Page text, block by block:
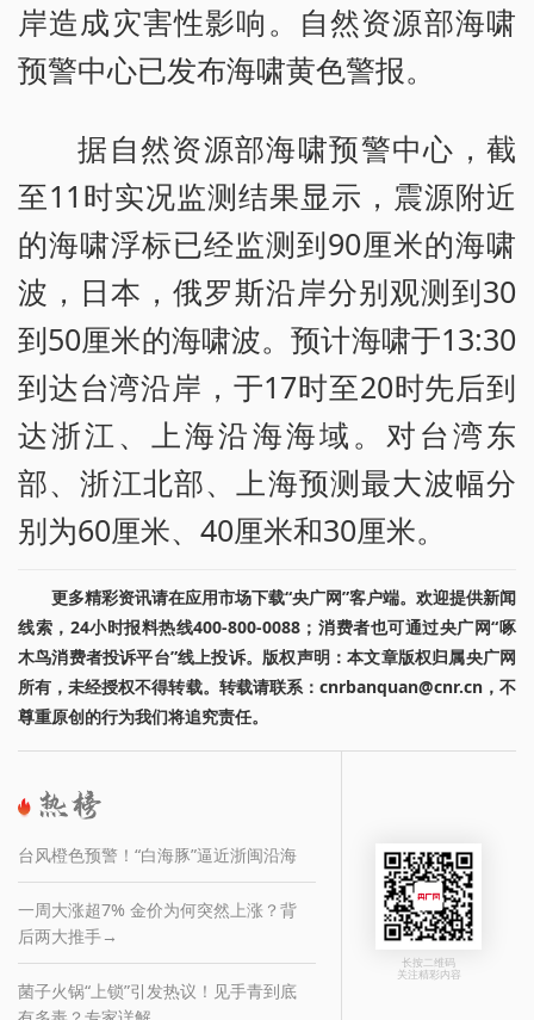
岸造成灾害性影响。自然资源部海啸
预警中心已发布海啸黄色警报。
据自然资源部海啸预警中心，截
至11时实况监测结果显示，震源附近
的海啸浮标已经监测到90厘米的海啸
波，日本，俄罗斯沿岸分别观测到30
到50厘米的海啸波。预计海啸于13:30
到达台湾沿岸，于17时至20时先后到
达浙江、上海沿海海域。对台湾东
部、浙江北部、上海预测最大波幅分
别为60厘米、40厘米和30厘米。
更多精彩资讯请在应用市场下载“央广网”客户端。欢迎提供新闻
线索，24小时报料热线400-800-0088；消费者也可通过央广网“啄
木鸟消费者投诉平台”线上投诉。版权声明：本文章版权归属央广网
所有，未经授权不得转载。转载请联系：cnrbanquan@cnr.cn，不
尊重原创的行为我们将追究责任。
台风橙色预警！“白海豚”逼近浙闽沿海
一周大涨超7% 金价为何突然上涨？背
后两大推手→
菌子火锅“上锁”引发热议！见手青到底
长按二维码
关注精彩内容